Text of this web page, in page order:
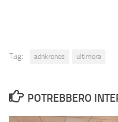
Tag: adnkronos ultimora
POTREBBERO